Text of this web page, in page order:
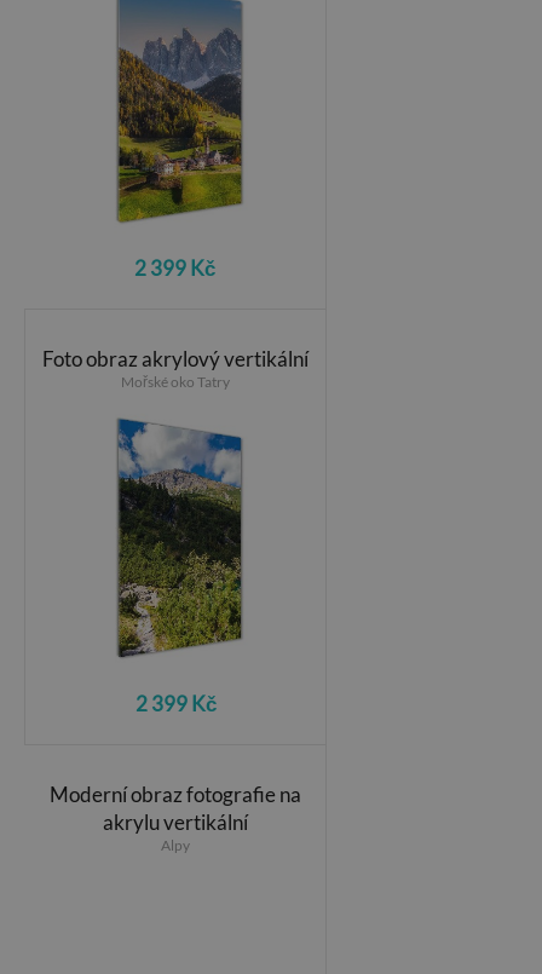
2 399 Kč
Foto obraz akrylový vertikální
Mořské oko Tatry
2 399 Kč
Moderní obraz fotografie na
akrylu vertikální
Alpy